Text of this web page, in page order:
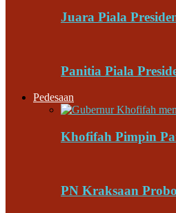
Juara Piala
Panitia Piala
Pedesaan
Khofifah Pimpin
PN Kraksaan